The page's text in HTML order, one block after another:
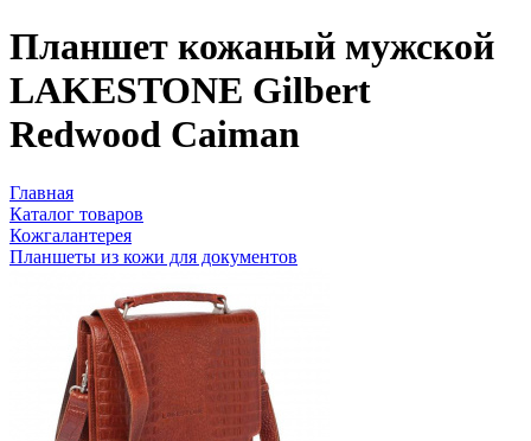
Планшет кожаный мужской
LAKESTONE Gilbert
Redwood Caiman
Главная
Каталог товаров
Кожгалантерея
Планшеты из кожи для документов